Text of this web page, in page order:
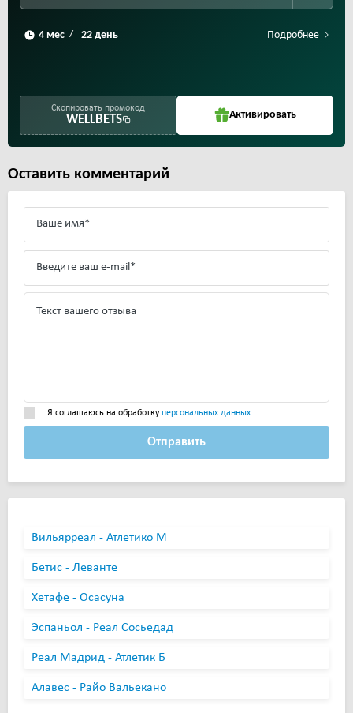
/ Подробнее
Скопировать промокод
WELLBETS Активировать
Оставить комментарий
Я соглашаюсь на обработкуперсональных данных
Отправить
Вильярреал - Атлетико М
Бетис - Леванте
Хетафе - Осасуна
Эспаньол - Реал Сосьедад
Реал Мадрид - Атлетик Б
Алавес - Райо Вальекано